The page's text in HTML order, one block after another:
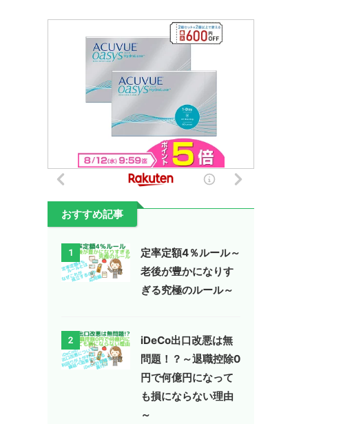
おすすめ記事
1
定率定額4％ルール～
老後が豊かになりす
ぎる究極のルール～
2
iDeCo出口改悪は無
問題！？～退職控除0
円で何億円になって
も損にならない理由
～